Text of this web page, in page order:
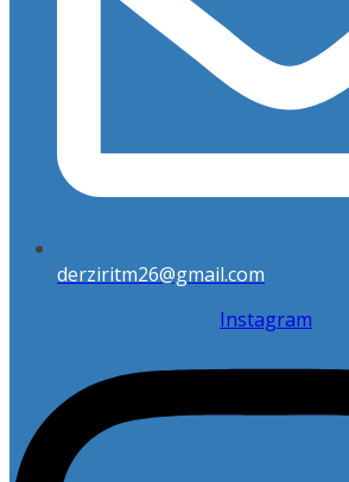
derziritm26@gmail.com
Instagram